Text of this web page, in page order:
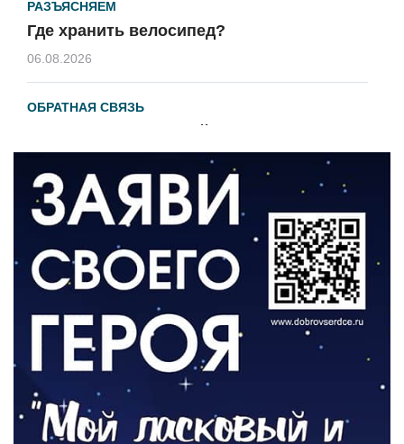
РАЗЪЯСНЯЕМ
Где хранить велосипед?
06.08.2026
ОБРАТНАЯ СВЯЗЬ
Администрация онлайн
ВЛАСТЬ
День памяти и «Симфония народов»
06.08.2026
Новый настил на экотропе
05.08.2026